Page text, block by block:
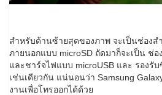
สำหรับด้านซ้ายสุดของภาพ จะเป็นช่องส
ภายนอกแบบ microSD ถัดมาก็จะเป็น ช่อ
และชาร์จไฟแบบ microUSB และ รองรั
เช่นเดียวกัน แน่นอนว่า Samsung
งานเพื่อโทรออกได้ด้วย